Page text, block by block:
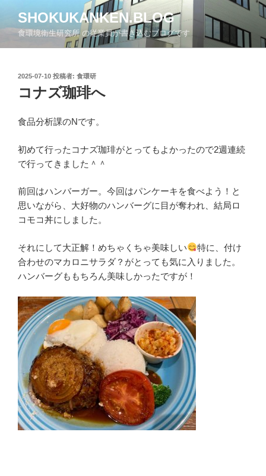
ン
SHOKUKANKEN.BLOG
食環境衛生研究所 の従業員が書き込むブログです
投
日:
2025-07-10 投稿者: 食環研
コナズ珈琲へ
食品分析課のNです。
初めて行ったコナズ珈琲がとってもよかったので2週連続
で行ってきました＾＾
前回はハンバーガー。今回はパンケーキを食べよう！と
思いながら、大好物のハンバーグに目が奪われ、結局ロ
コモコ丼にしました。
それにして大正解！めちゃくちゃ美味しい
特に、付け
合わせのマカロニサラダ？がとっても気に入りました。
ハンバーグももちろん美味しかったですが！